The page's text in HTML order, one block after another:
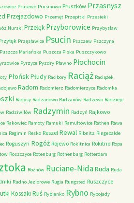
Prusewo Prusinowo Pruszków Przasnysz
Przejazdowo Przemęt Przepitki Przesieki
Nurski Przełęk Przyborowice Przybysław
Przęsławice Psucin Pszczew Pszczyna
Puszcza Mariańska Puszcza Piska Puszczykowo
Pyrzyce Pyzdry Pławno Płochocin
PłońskPłudy Racibory Raciąż Raciążek
Radom Radomierz Radomierzyce Radomka
Radysy Radzanowo Radzanów Radzewo Radzieje
Radziwiłów Radzymin Radzyń Rajkowo
Rakowiec Ramoty Ramuki Ramułtowice Rathen Rawa
Regimin Resko Reszel Rewal Ribnitz Ringebalde
Roguszyn Rogóż Rojewo Rokitnica Rokitno Ropa
Roszczyce Rotenburg Rothenburg Rotterdam
Rożnów Ruciane-NidaRuda Ruda
Rudno Jeziorowe Rugia Rungsted Ruszczyce
Kossaki Ruś Rybienko Rybno Rybojady